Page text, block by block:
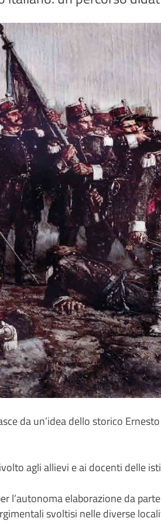
da un’idea dello storico
agli allievi e ai docenti delle
l’autonoma elaborazione da
svoltisi nelle diverse